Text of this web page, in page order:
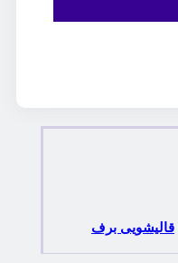
قالیشویی برف